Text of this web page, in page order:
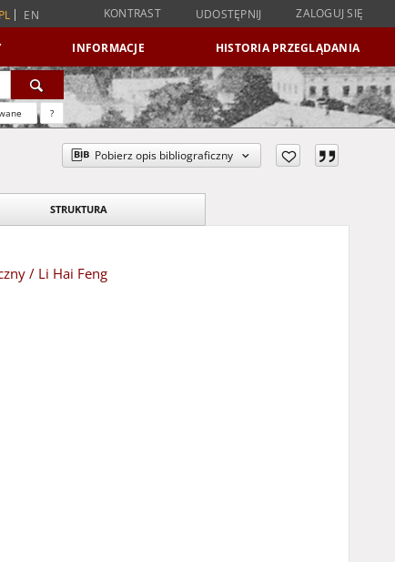
PL EN KONTRAST UDOSTĘPNIJ ZALOGUJ SIĘ
INFORMACJE HISTORIA PRZEGLĄDANIA
?
Pobierz opis bibliograficzny
STRUKTURA
/ Li Hai Feng